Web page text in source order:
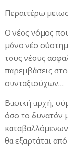
Περαιτέρω
Ο νέος νόμος
μόνο νέο
τους νέους
παρεμβάσεις
συνταξιούχων…
Βασική αρχή,
όσο το δυνατόν
θα εξαρτάται